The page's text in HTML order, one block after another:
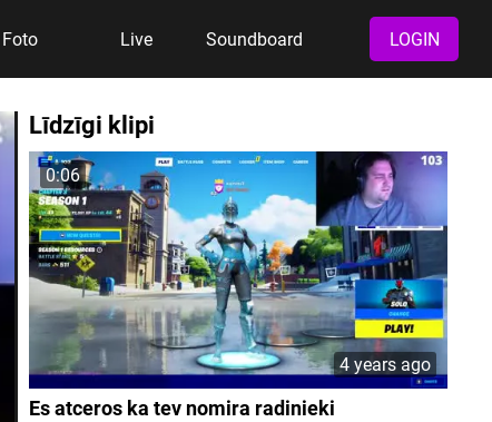
Foto Live Soundboard LOGIN
Līdzīgi klipi
0:06
4 years ago
Es atceros ka tev nomira radinieki